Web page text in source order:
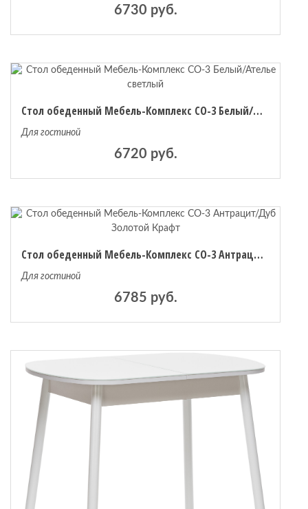
6730 руб.
Стол обеденный Мебель-Комплекс СО-3 Белый/Ателье светлый
Для гостиной
6720 руб.
Стол обеденный Мебель-Комплекс СО-3 Антрацит/Дуб Золотой Крафт
Для гостиной
6785 руб.